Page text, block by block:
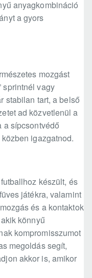
anyagkombináció
a gyors
mozgást
sprintnél vagy
stabilan tart, a belső
ad közvetlenül a
a sípcsontvédő
igazgatnod.
készült, és
játékra, valamint
és a kontaktok
könnyű
kompromisszumot
megoldás segít,
akkor is, amikor